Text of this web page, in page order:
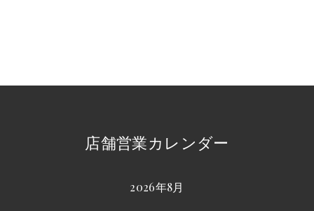
店舗営業カレンダー
2026年8月